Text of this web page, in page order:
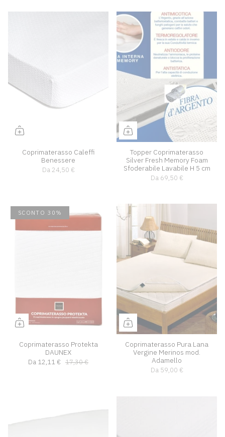
Coprimaterasso Caleffi
Benessere
Da 24,50 €
Topper Coprimaterasso
Silver Fresh Memory Foam
Sfoderabile Lavabile H 5 cm
Da 69,50 €
SCONTO 30%
Coprimaterasso Protekta
DAUNEX
Da 12,11 € 17,30 €
Coprimaterasso Pura Lana
Vergine Merinos mod.
Adamello
Da59,00 €